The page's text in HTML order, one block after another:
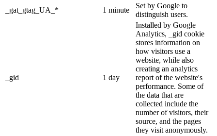
_gat_gtag_UA_*
1 minute
Set by Google to
distinguish users.
_gid 1 day
Installed by Google
Analytics, _gid cookie
stores information on
how visitors use a
website, while also
creating an analytics
report of the website's
performance. Some of
the data that are
collected include the
number of visitors, their
source, and the pages
they visit anonymously.